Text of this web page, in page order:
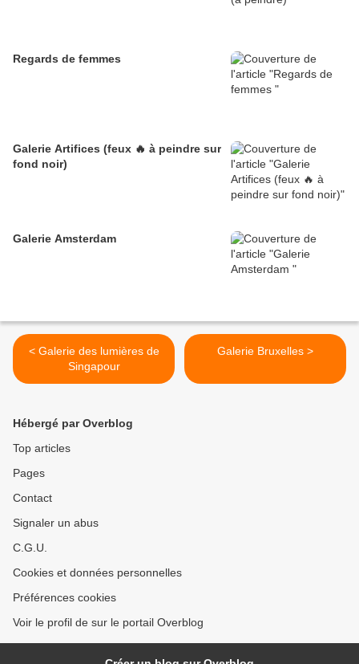
Regards de femmes
Galerie Artifices (feux 🔥 à peindre sur
fond noir)
Galerie Amsterdam
< Galerie des lumières de
Singapour
Galerie Bruxelles >
Hébergé par Overblog
Top articles
Pages
Contact
Signaler un abus
C.G.U.
Cookies et données personnelles
Préférences cookies
Voir le profil de sur le portail Overblog